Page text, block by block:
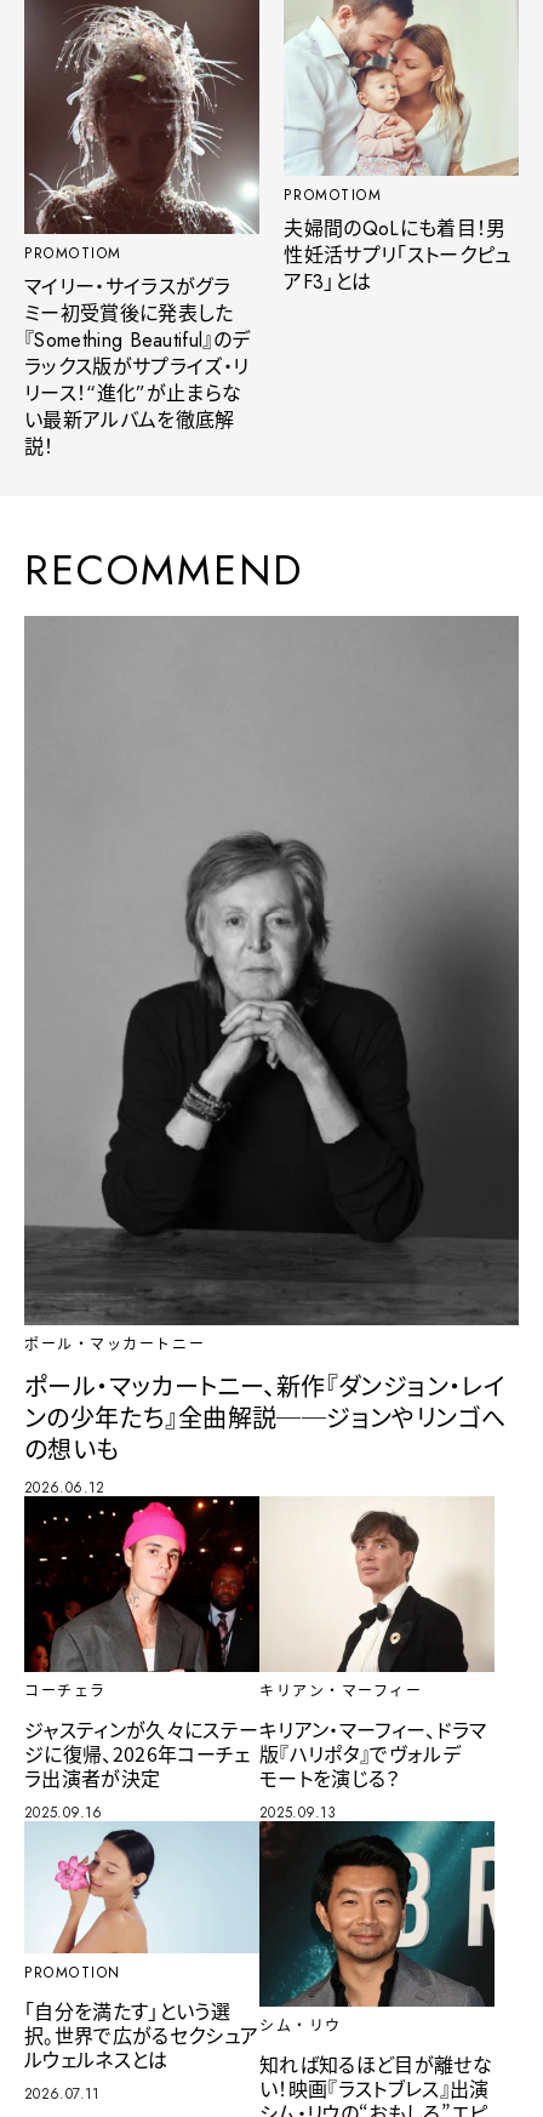
PROMOTIOM
マイリー・サイラスがグラ
ミー初受賞後に発表した
『Something Beautiful』のデ
ラックス版がサプライズ・リ
リース！“進化”が止まらな
い最新アルバムを徹底解
説！
PROMOTIOM
夫婦間のQoLにも着目！男
性妊活サプリ「ストークピュ
アF3」とは
RECOMMEND
ポール・マッカートニー
ポール・マッカートニー、新作『ダンジョン・レイ
ンの少年たち』全曲解説──ジョンやリンゴへ
の想いも
2026.06.12
コーチェラ
ジャスティンが久々にステー
ジに復帰、2026年コーチェ
ラ出演者が決定
2025.09.16
キリアン・マーフィー
キリアン・マーフィー、ドラマ
版『ハリポタ』でヴォルデ
モートを演じる？
2025.09.13
PROMOTION
「自分を満たす」という選
択。世界で広がるセクシュア
ルウェルネスとは
2026.07.11
シム・リウ
知れば知るほど目が離せな
い！映画『ラストブレス』出演